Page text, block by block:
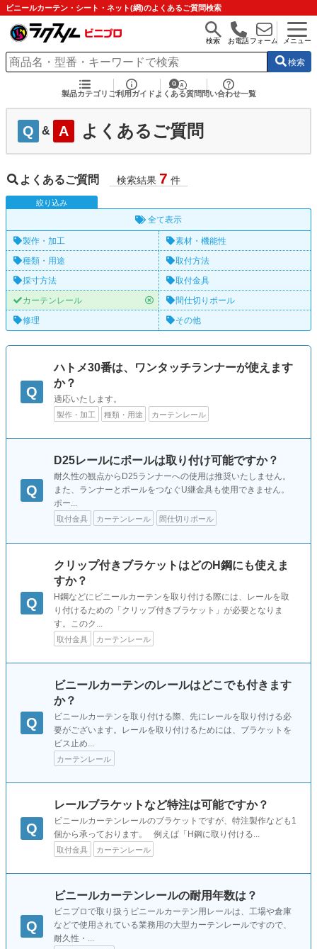
ビニールカーテン・シート・ネット(網)のよくあるご質問検索
検索 お電話フォーム メニュー
検索
製品カテゴリ ご利用ガイド よくある質問 問い合わせ一覧
Q & A よくあるご質問
よくあるご質問 検索結果 7 件
絞り込み
全て表示
製作・加工
素材・機能性
種類・用途
取付方法
採寸方法
取付金具
カーテンレール
間仕切りポール
修理
その他
Q
ハトメ30番は、ワンタッチランナーが使えます
か？
適応いたします。
製作・加工 種類・用途 カーテンレール
Q
D25レールにポールは取り付け可能ですか？
耐久性の観点からD25ランナーへの使用は推奨いたしません。
また、ランナーとポールをつなぐU継金具も使用できません。
ポー...
取付金具 カーテンレール 間仕切りポール
Q
クリップ付きブラケットはどのH鋼にも使えま
すか？
H鋼などにビニールカーテンを取り付ける際には、レールを取
り付けるための「クリップ付きブラケット」が必要となりま
す。このク...
取付金具 カーテンレール
Q
ビニールカーテンのレールはどこでも付きます
か？
ビニールカーテンを取り付ける際、先にレールを取り付ける必
要がございます。レールを取り付けるためには、ブラケットを
ビス止め...
カーテンレール
Q
レールブラケットなど特注は可能ですか？
ビニールカーテンレールのブラケットですが、特注製作なども1
個から承っております。 例えば「H鋼に取り付ける...
取付金具 カーテンレール
Q
ビニールカーテンレールの耐用年数は？
ビニプロで取り扱うビニールカーテン用レールは、工場や倉庫
などで使用されている業務用の大型カーテンレールですので、
耐久性・...